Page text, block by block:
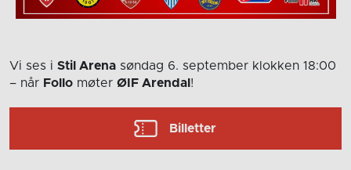
Vi ses i Stil Arena søndag 6. september klokken 18:00
– når Follo møter ØIF Arendal !
Billetter